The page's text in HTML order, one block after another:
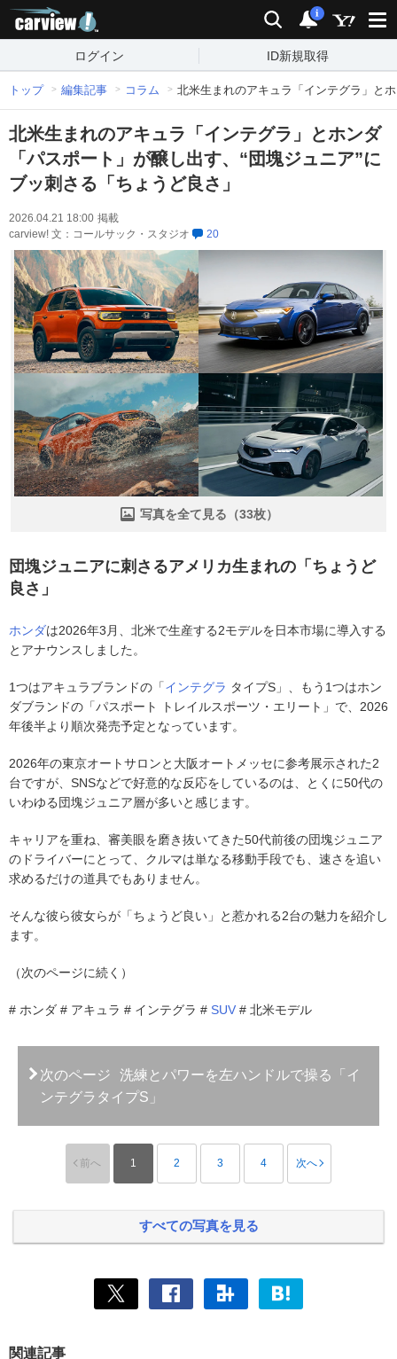
検索 通知
i
ログイン ID新規取得
トップ 編集記事 コラム 北米生まれのアキュラ「インテグラ」と
北米生まれのアキュラ「インテグラ」とホンダ
「パスポート」が醸し出す、“団塊ジュニア”に
ブッ刺さる「ちょうど良さ」
2026.04.21 18:00 掲載
carview! 文：コールサック・スタジオ
20
写真を全て見る（33枚）
団塊ジュニアに刺さるアメリカ生まれの「ちょうど
良さ」
ホンダは2026年3月、北米で生産する2モデルを日本市場に導入する
とアナウンスしました。
1つはアキュラブランドの「インテグラ タイプS」、もう1つはホン
ダブランドの「パスポート トレイルスポーツ・エリート」で、2026
年後半より順次発売予定となっています。
2026年の東京オートサロンと大阪オートメッセに参考展示された2
台ですが、SNSなどで好意的な反応をしているのは、とくに50代の
いわゆる団塊ジュニア層が多いと感じます。
キャリアを重ね、審美眼を磨き抜いてきた50代前後の団塊ジュニア
のドライバーにとって、クルマは単なる移動手段でも、速さを追い
求めるだけの道具でもありません。
そんな彼ら彼女らが「ちょうど良い」と惹かれる2台の魅力を紹介し
ます。
（次のページに続く）
# ホンダ # アキュラ # インテグラ # SUV # 北米モデル
次のページ
洗練とパワーを左ハンドルで操る「イ
ンテグラタイプS」
前へ 1 2 3 4 次へ
すべての写真を見る
関連記事